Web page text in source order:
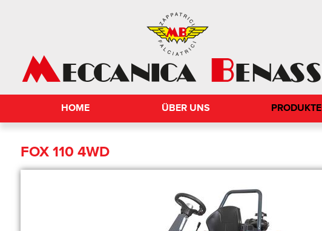
HOME ÜBER UNS PRODUKTE
FOX 110 4WD